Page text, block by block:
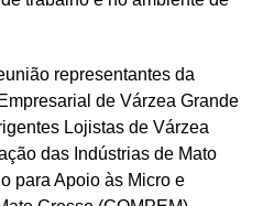
representantes da
de Várzea Grande
Lojistas de Várzea
das Indústrias de Mato
para Apoio às Micro e